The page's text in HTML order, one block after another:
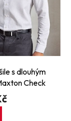
s dlouhým
Check